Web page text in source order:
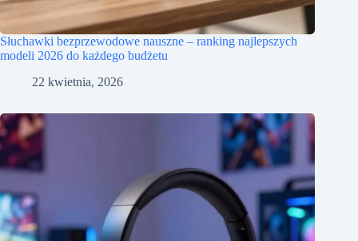
Słuchawki bezprzewodowe nauszne – ranking najlepszych
modeli 2026 do każdego budżetu
22 kwietnia, 2026